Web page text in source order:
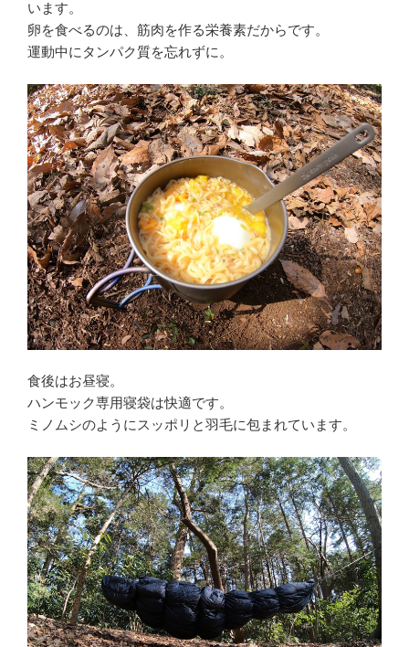
います。
卵を食べるのは、筋肉を作る栄養素だからです。
運動中にタンパク質を忘れずに。
食後はお昼寝。
ハンモック専用寝袋は快適です。
ミノムシのようにスッポリと羽毛に包まれています。